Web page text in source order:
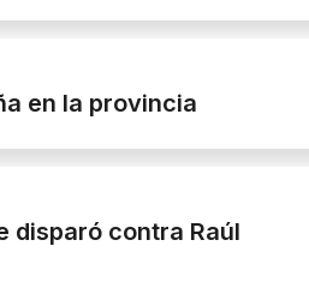
en la provincia
disparó contra Raúl